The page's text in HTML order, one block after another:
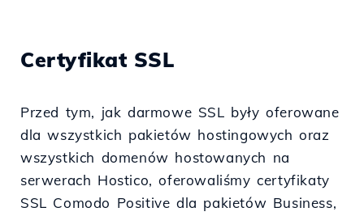
Certyfikat SSL
Przed tym, jak darmowe SSL były oferowane
dla wszystkich pakietów hostingowych oraz
wszystkich domenów hostowanych na
serwerach Hostico, oferowaliśmy certyfikaty
SSL Comodo Positive dla pakietów Business,